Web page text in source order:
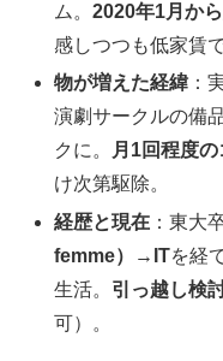
ム。2020年1月か
感しつつも低家賃
物が増えた経緯：
演劇サークルの備
クに。
月1回程度の
け次第駆除。
経歴と現在 ：東大
femme）→ITを経
生活。 引っ越し検
可）。